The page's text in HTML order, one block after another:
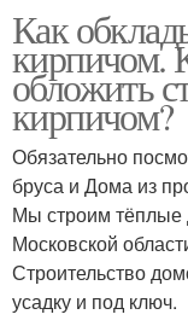
Как
кирпичом.
обложить
кирпичом?
Обязательно
бруса и Дома из
Мы строим тёплые
Московской
Строительство
усадку и под ключ.